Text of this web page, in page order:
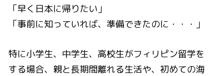
「早く日本に帰りたい」
「事前に知っていれば、準備できたのに・・・」
特に小学生、中学生、高校生がフィリピン留学を
する場合、親と長期間離れる生活や、初めての海